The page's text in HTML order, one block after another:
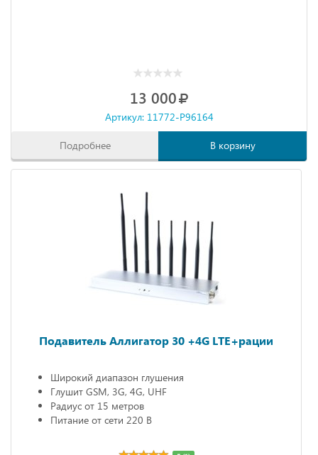
13 000
Артикул: 11772-P96164
Подробнее В корзину
Подавитель Аллигатор 30 +4G LTE+рации
Широкий диапазон глушения
Глушит GSM, 3G, 4G, UHF
Радиус от 15 метров
Питание от сети 220 В